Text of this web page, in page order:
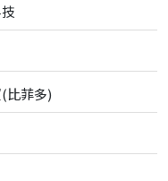
比菲多)